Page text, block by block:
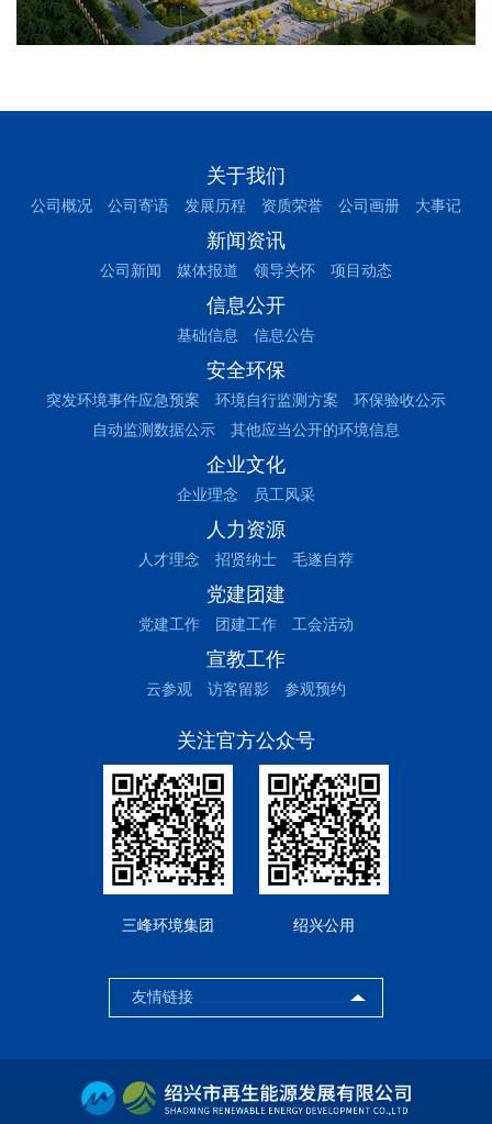
关于我们
公司概况 公司寄语 发展历程 资质荣誉 公司画册 大事记
新闻资讯
公司新闻 媒体报道 领导关怀 项目动态
信息公开
基础信息 信息公告
安全环保
突发环境事件应急预案 环境自行监测方案
环保验收公示
自动监测数据公示
其他应当公开的环境信息
企业文化
企业理念 员工风采
人力资源
人才理念 招贤纳士 毛遂自荐
党建团建
党建工作 团建工作 工会活动
宣教工作
云参观 访客留影 参观预约
关注官方公众号
三峰环境集团 绍兴公用